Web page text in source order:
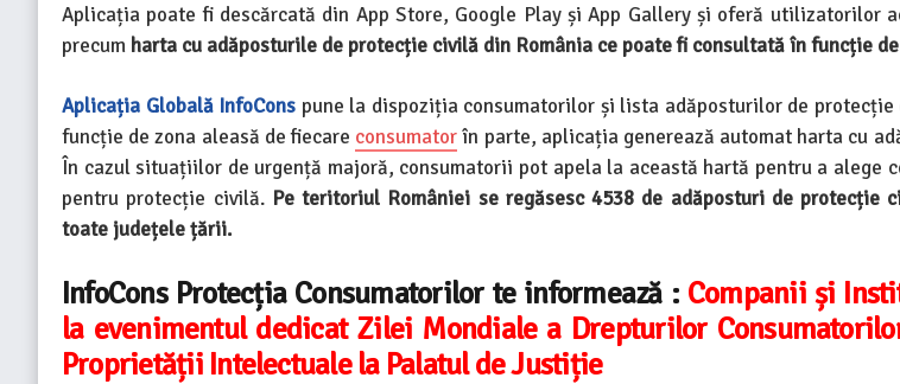
Aplicația poate fi descărcată din App Store, Google Play și App Gallery și oferă utilizatorilor
precum harta cu adăposturile de protecție civilă din România ce poate fi consultată în funcție
Aplicația Globală InfoCons pune la dispoziția consumatorilor și lista adăposturilor de
funcție de zona aleasă de fiecare consumatorîn parte, aplicația generează automat harta cu
În cazul situațiilor de urgență majoră, consumatorii pot apela la această hartă pentru a alege
pentru protecție civilă. Pe teritoriul României se regăsesc 4538 de adăposturi de protecție
toate județele țării.
InfoCons Protecția Consumatorilor te informează : Companii și
la evenimentul dedicat Zilei Mondiale a Drepturilor
Proprietății Intelectuale la Palatul de Justiție